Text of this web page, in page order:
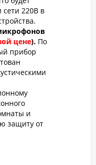
сети 220В в
цене). По
прибор
и
защиту от